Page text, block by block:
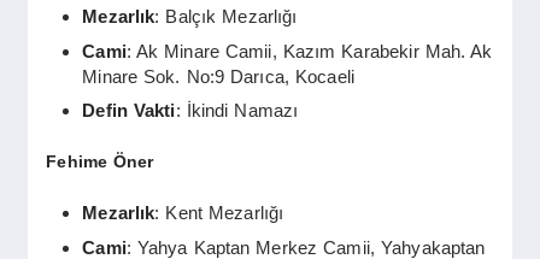
Mezarlık: Balçık Mezarlığı
Cami: Ak Minare Camii, Kazım Karabekir Mah. Ak
Minare Sok. No:9 Darıca, Kocaeli
Defin Vakti: İkindi Namazı
Fehime Öner
Mezarlık: Kent Mezarlığı
Cami: Yahya Kaptan Merkez Camii, Yahyakaptan